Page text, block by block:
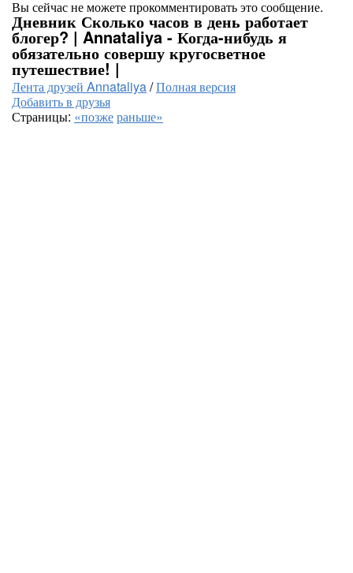
Вы сейчас не можете прокомментировать это сообщение.
Дневник Сколько часов в день работает
блогер? | Annataliya - Когда-нибудь я
обязательно совершу кругосветное
путешествие! |
Лента друзей Annataliya/Полная версия
Добавить в друзья
Страницы: «позжераньше»